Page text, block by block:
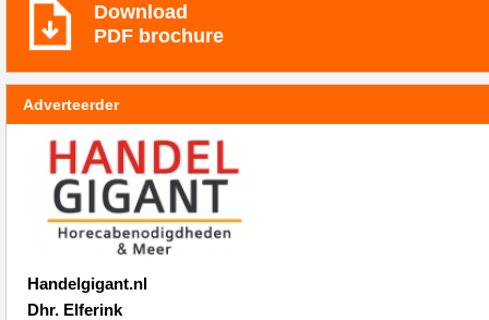
Download
PDF brochure
Adverteerder
Handelgigant.nl
Dhr. Elferink